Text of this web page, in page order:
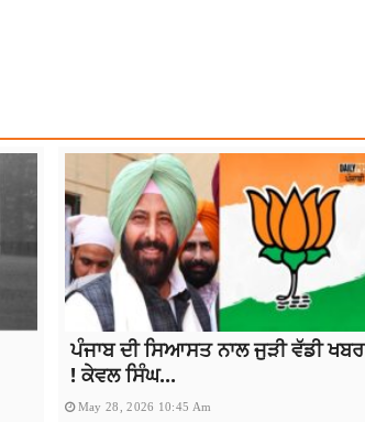
ਪੰਜਾਬ ਦੀ ਸਿਆਸਤ ਨਾਲ ਜੁੜੀ ਵੱਡੀ ਖਬਰ
! ਕੇਵਲ ਸਿੰਘ...
May 28, 2026 10:45 Am